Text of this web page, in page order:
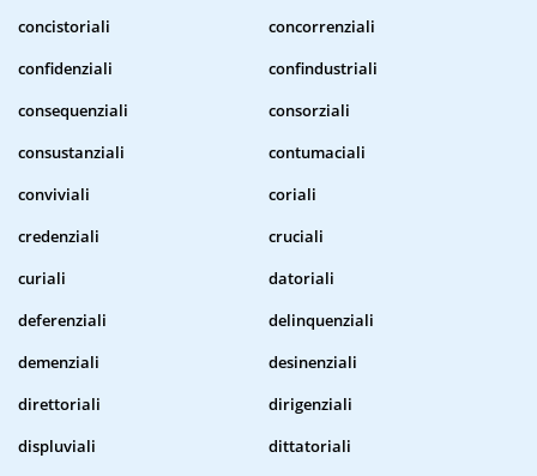
concistoriali
concorrenziali
confidenziali
confindustriali
consequenziali
consorziali
consustanziali
contumaciali
conviviali
coriali
credenziali
cruciali
curiali
datoriali
deferenziali
delinquenziali
demenziali
desinenziali
direttoriali
dirigenziali
displuviali
dittatoriali